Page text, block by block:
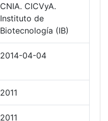
CNIA. CICVyA.
Instituto de
Biotecnología (IB)
2014-04-04
2011
2011